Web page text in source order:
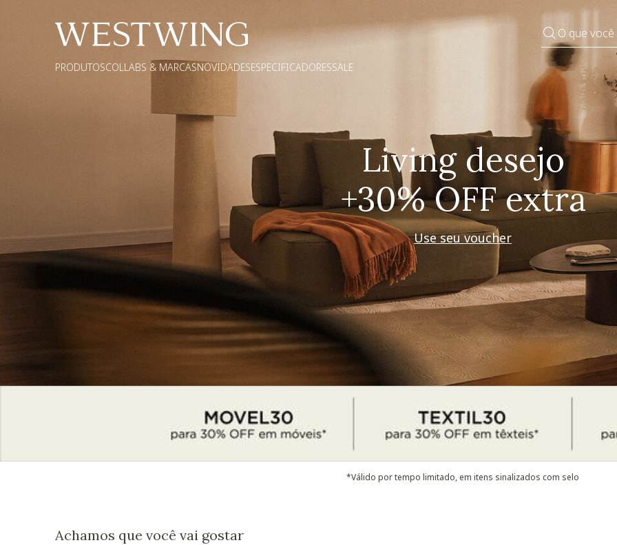
O que
PRODUTOSCOLLABS & MARCASNOVIDADESESPECIFICADORESSALE
Pequenos rituais
Grandes mudanças
Decorar
*Válido por tempo limitado, em itens sinalizados com selo
Achamos que você vai gostar